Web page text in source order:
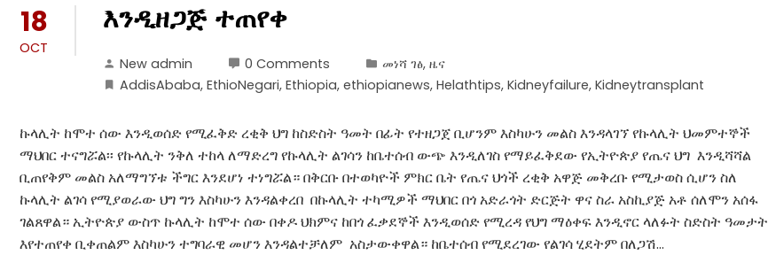
18
OCT
እንዲዘጋጅ ተጠየቀ
New admin 0 Comments መነሻ ገፅ, ዜና
AddisAbaba, EthioNegari, Ethiopia, ethiopianews, Helathtips, Kidneyfailure, Kidneytransplant
ኩላሊት ከሞተ ሰው እንዲወሰድ የሚፈቅድ ረቂቅ ህግ ከስድስት ዓመት በፊት የተዘጋጀ ቢሆንም እስካሁን መልስ እንዳላገኘ የኩላሊት ህመምተኞች
ማህበር ተናግሯል፡፡ የኩላሊት ንቅለ ተከላ ለማድረግ የኩላሊት ልገሳን ከቤተሰብ ውጭ እንዲለገስ የማይፈቅደው የኢትዮጵያ የጤና ህግ እንዲሻሻል
ቢጠየቅም መልስ አለማግኘቱ ችግር እንደሆነ ተነግሯል። በቅርቡ በተወካዮች ምክር ቤት የጤና ህጎች ረቂቅ አዋጅ መቅረቡ የሚታወስ ሲሆን ስለ
ኩላሊት ልገሳ የሚያወራው ህግ ግን እስካሁን እንዳልቀረበ በኩላሊት ተካሚዎች ማህበር በጎ አድራጎት ድርጅት ዋና ስራ አስኪያጅ አቶ ሰለሞን አሰፋ
ገልጸዋል። ኢትዮጵያ ውስጥ ኩላሊት ከሞተ ሰው በቀዶ ህክምና ከበጎ ፈቃደኞች እንዲወሰድ የሚረዳ የህግ ማዕቀፍ እንዲኖር ላለፉት ስድስት ዓመታት
እየተጠየቀ ቢቀጠልም እስካሁን ተግባራዊ መሆን እንዳልተቻለም አስታውቀዋል። ከቤተሰብ የሚደረገው የልገሳ ሂደትም በለጋሽ…